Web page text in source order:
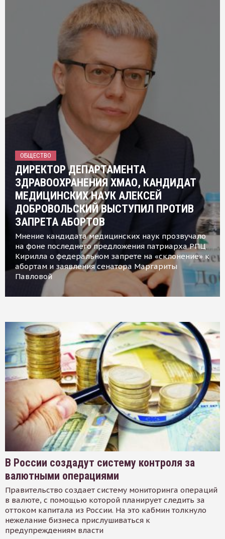
ОБЩЕСТВО
ДИРЕКТОР ДЕПАРТАМЕНТА
ЗДРАВООХРАНЕНИЯ ХМАО, КАНДИДАТ
МЕДИЦИНСКИХ НАУК АЛЕКСЕЙ
ДОБРОВОЛЬСКИЙ ВЫСТУПИЛ ПРОТИВ
ЗАПРЕТА АБОРТОВ
Мнение кандидата медицинских наук прозвучало
на фоне последнего предложения патриарха РПЦ
Кирилла о федеральном запрете на «склонение» к
абортам и заявления сенатора Маргариты
Павловой
В России создадут систему контроля за
валютными операциями
Правительство создает систему мониторинга операций
в валюте, с помощью которой планирует следить за
оттоком капитала из России. На это кабмин толкнуло
нежелание бизнеса прислушиваться к
предупреждениям власти